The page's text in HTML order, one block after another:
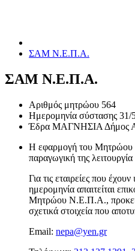
ΣΑΜ Ν.Ε.Π.Α.
ΣΑΜ Ν.Ε.Π.Α.
Αριθμός μητρώου 564
Ημερομηνία σύστασης 31/
Έδρα ΜΑΓΝΗΣΙΑ
Η εφαρμογή του
παραγωγική της λειτουργία
Για τις εταιρείες που
ημερομηνία απαιτείται
Μητρώου Ν.Ε.Π.Α.,
σχετικά στοιχεία που
Email: nepa@yen.gr